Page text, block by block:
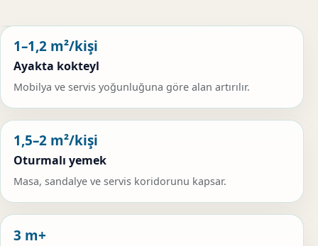
1–1,2 m²/kişi
Ayakta kokteyl
Mobilya ve servis yoğunluğuna göre alan artırılır.
1,5–2 m²/kişi
Oturmalı yemek
Masa, sandalye ve servis koridorunu kapsar.
3 m+